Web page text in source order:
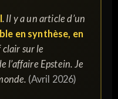
. Il y a un article d’un
en synthèse, en
clair sur le
l’affaire Epstein. Je
(Avril 2026)